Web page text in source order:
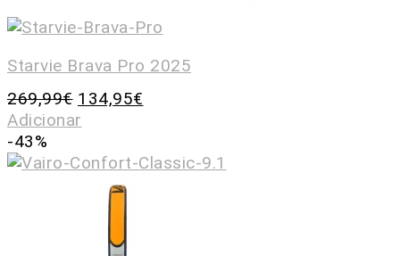
Starvie Brava Pro 2025
269,99€ 134,95€
Adicionar
-43%